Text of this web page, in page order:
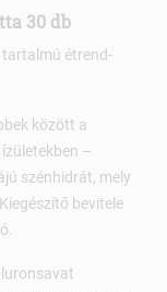
30 db
étrend-
között a
–
szénhidrát, mely
bevitele